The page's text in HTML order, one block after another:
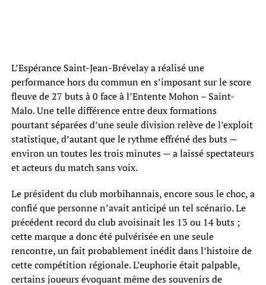
L’Espérance Saint-Jean-Brévelay a réalisé une
performance hors du commun en s’imposant sur le score
fleuve de 27 buts à 0 face à l’Entente Mohon – Saint-
Malo. Une telle différence entre deux formations
pourtant séparées d’une seule division relève de l’exploit
statistique, d’autant que le rythme effréné des buts —
environ un toutes les trois minutes — a laissé spectateurs
et acteurs du match sans voix.
Le président du club morbihannais, encore sous le choc, a
confié que personne n’avait anticipé un tel scénario. Le
précédent record du club avoisinait les 13 ou 14 buts ;
cette marque a donc été pulvérisée en une seule
rencontre, un fait probablement inédit dans l’histoire de
cette compétition régionale. L’euphorie était palpable,
certains joueurs évoquant même des souvenirs de